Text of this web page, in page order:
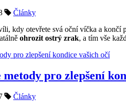
Články
kdy otevřete svá oční víčka a končí
ohrozit ostrý zrak, a tím vše
metody pro zlepšení
Články